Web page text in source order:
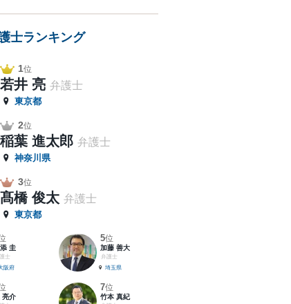
士ランキング
1位
若井 亮 弁護士
東京都
2位
稲葉 進太郎 弁護士
神奈川県
3位
髙橋 俊太 弁護士
東京都
添 圭
士
阪府
5位
加藤 善大
弁護士
埼玉県
亮介
7位
竹本 真紀